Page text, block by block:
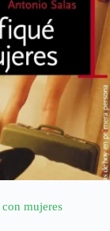
mujeres